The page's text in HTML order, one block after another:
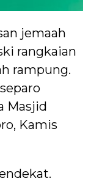
jemaah
rangkaian
rampung.
Masjid
Kamis